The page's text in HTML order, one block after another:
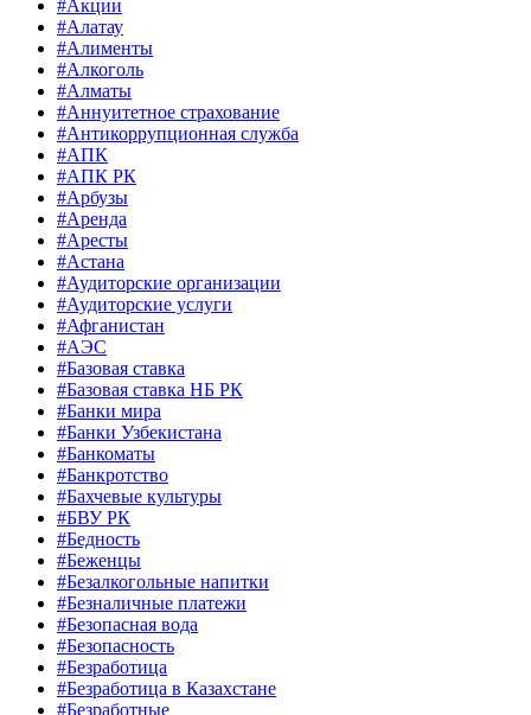
#Акции
#Алатау
#Алименты
#Алкоголь
#Алматы
#Аннуитетное страхование
#Антикоррупционная служба
#АПК
#АПК РК
#Арбузы
#Аренда
#Аресты
#Астана
#Аудиторские организации
#Аудиторские услуги
#Афганистан
#АЭС
#Базовая ставка
#Базовая ставка НБ РК
#Банки мира
#Банки Узбекистана
#Банкоматы
#Банкротство
#Бахчевые культуры
#БВУ РК
#Бедность
#Беженцы
#Безалкогольные напитки
#Безналичные платежи
#Безопасная вода
#Безопасность
#Безработица
#Безработица в Казахстане
#Безработные